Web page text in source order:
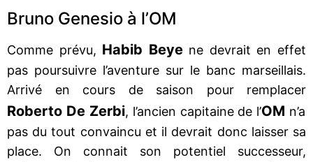
Bruno Genesio à l’OM
Comme prévu, Habib Beyene devrait en effet
pas poursuivre l’aventure sur le banc marseillais.
Arrivé en cours de saison pour remplacer
Roberto De Zerbi, l’ancien capitaine de l’OM n’a
pas du tout convaincu et il devrait donc laisser sa
place. On connait son potentiel successeur,